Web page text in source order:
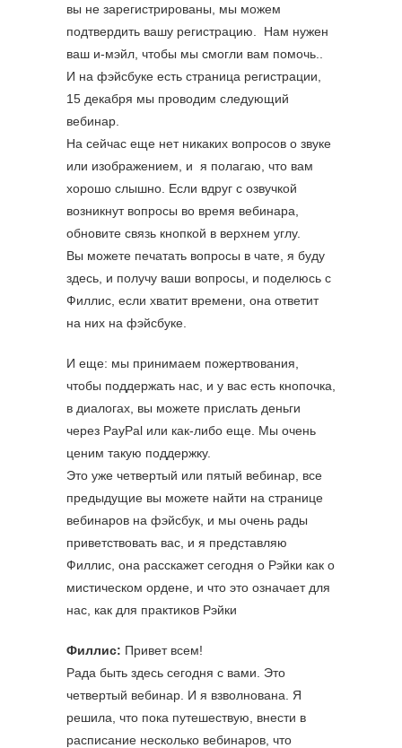
вы не зарегистрированы, мы можем
подтвердить вашу регистрацию. Нам нужен
ваш и-мэйл, чтобы мы смогли вам помочь..
И на фэйсбуке есть страница регистрации,
15 декабря мы проводим следующий
вебинар.
На сейчас еще нет никаких вопросов о звуке
или изображением, и я полагаю, что вам
хорошо слышно. Если вдруг с озвучкой
возникнут вопросы во время вебинара,
обновите связь кнопкой в верхнем углу.
Вы можете печатать вопросы в чате, я буду
здесь, и получу ваши вопросы, и поделюсь с
Филлис, если хватит времени, она ответит
на них на фэйсбуке.
И еще: мы принимаем пожертвования,
чтобы поддержать нас, и у вас есть кнопочка,
в диалогах, вы можете прислать деньги
через PayPal или как-либо еще. Мы очень
ценим такую поддержку.
Это уже четвертый или пятый вебинар, все
предыдущие вы можете найти на странице
вебинаров на фэйсбук, и мы очень рады
приветствовать вас, и я представляю
Филлис, она расскажет сегодня о Рэйки как о
мистическом ордене, и что это означает для
нас, как для практиков Рэйки
Филлис: Привет всем!
Рада быть здесь сегодня с вами. Это
четвертый вебинар. И я взволнована. Я
решила, что пока путешествую, внести в
расписание несколько вебинаров, что